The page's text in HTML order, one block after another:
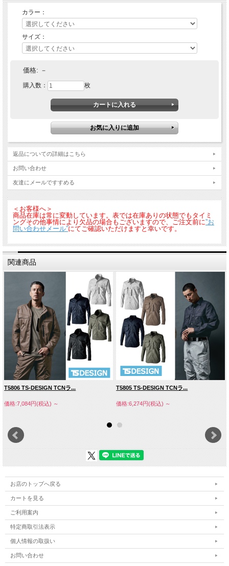
ナイロンによるしなやかさを持つ高強度春夏素材を使用した作業服シリーズで
カラー：
サイズ：
価格: －
購入数： 枚
返品についての詳細はこちら
お問い合わせ
友達にメールですすめる
＜お客様へ＞
商品在庫は常に変動しています。表では在庫ありの状態でもタイミ
ングその他事情により欠品の場合もございますので、ご注文前に”お
問い合わせメール”にてご確認いただけますと幸いです。
関連商品
T5806 TS-DESIGN TCNラ...
価格:7,084円(税込)～
T5805 TS-DESIGN TCNラ...
価格:6,274円(税込)～
お店のトップへ戻る
カートを見る
ご利用案内
特定商取引法表示
個人情報の取扱い
お問い合わせ